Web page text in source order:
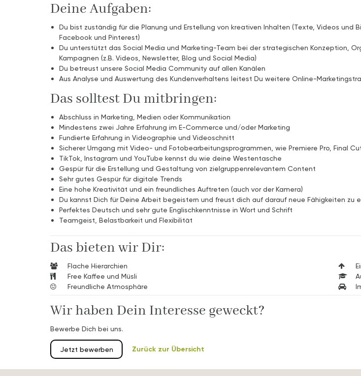
Deine Aufgaben:
Du bist zuständig für die Planung und Erstellung von kreativen Inhalten (Texte, Videos und
Facebook und Pinterest)
Du unterstützt das Social Media und Marketing-Team bei der strategischen Konzeption,
Kampagnen (z.B. Videos, Newsletter, Blog und Social Media)
Du betreust unsere Social Media Community auf allen Kanälen
Aus Analyse und Auswertung des Kundenverhaltens leitest Du weitere Online-
Das solltest Du mitbringen:
Abschluss in Marketing, Medien oder Kommunikation
Mindestens zwei Jahre Erfahrung im E-Commerce und/oder Marketing
Fundierte Erfahrung in Videographie und Videoschnitt
Sicherer Umgang mit Video- und Fotobearbeitungsprogrammen, wie Premiere Pro, Final
TikTok, Instagram und YouTube kennst du wie deine Westentasche
Gespür für die Erstellung und Gestaltung von zielgruppenrelevantem Content
Sehr gutes Gespür für digitale Trends
Eine hohe Kreativität und ein freundliches Auftreten (auch vor der Kamera)
Du kannst Dich für Deine Arbeit begeistern und freust dich auf darauf neue Fähigkeiten zu
Perfektes Deutsch und sehr gute Englischkenntnisse in Wort und Schrift
Teamgeist, Belastbarkeit und Flexibilität
Das bieten wir Dir:
Flache Hierarchien
Free Kaffee und Müsli
Freundliche Atmosphäre
Wir haben Dein Interesse geweckt?
Bewerbe Dich bei uns.
Jetzt bewerben Zurück zur Übersicht